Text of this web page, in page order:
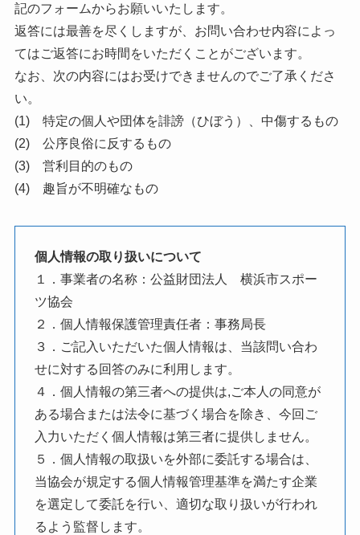
記のフォームからお願いいたします。
返答には最善を尽くしますが、お問い合わせ内容によっ
てはご返答にお時間をいただくことがございます。
なお、次の内容にはお受けできませんのでご了承くださ
い。
(1) 特定の個人や団体を誹謗（ひぼう）、中傷するもの
(2) 公序良俗に反するもの
(3) 営利目的のもの
(4) 趣旨が不明確なもの
個人情報の取り扱いについて
１．事業者の名称：公益財団法人 横浜市スポー
ツ協会
２．個人情報保護管理責任者：事務局長
３．ご記入いただいた個人情報は、当該問い合わ
せに対する回答のみに利用します。
４．個人情報の第三者への提供は,ご本人の同意が
ある場合または法令に基づく場合を除き、今回ご
入力いただく個人情報は第三者に提供しません。
５．個人情報の取扱いを外部に委託する場合は、
当協会が規定する個人情報管理基準を満たす企業
を選定して委託を行い、適切な取り扱いが行われ
るよう監督します。